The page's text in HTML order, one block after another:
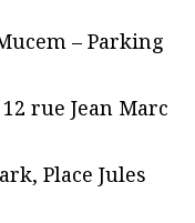
– Parking
rue Jean Marc
Place Jules